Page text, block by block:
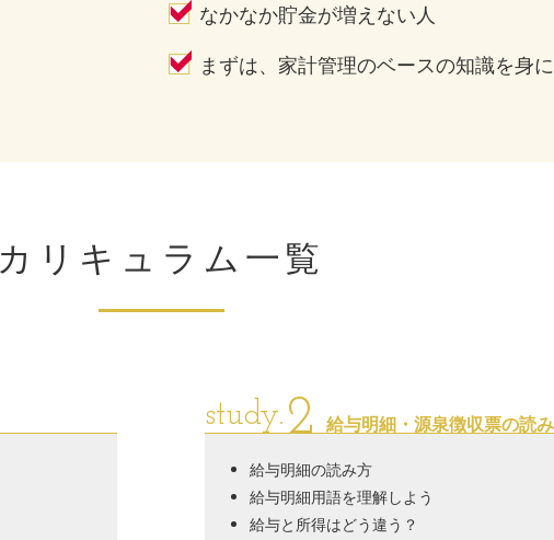
なかなか貯金が増えない人
まずは、家計管理のベースの知識を身
カリキュラム一覧
study.2 給与明細・源泉徴収票の読
給与明細の読み方
給与明細用語を理解しよう
給与と所得はどう違う？